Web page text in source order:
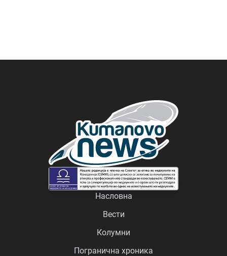
Насловна
Вести
Колумни
Погранична хроника